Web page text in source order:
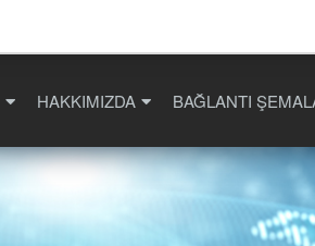
HAKKIMIZDA BAĞLANTI